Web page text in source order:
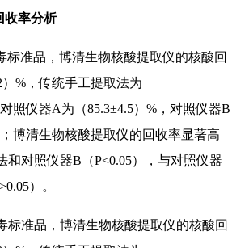
收率分析
标准品，博清生物核酸提取仪的核酸回
%，传统手工提取法为
对照仪器A为（85.3±4.5）%，对照仪器B
博清生物核酸提取仪的回收率显著高
和对照仪器B（P<0.05），与对照仪器
）。
标准品，博清生物核酸提取仪的核酸回